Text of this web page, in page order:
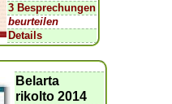
3 Besprechungen
beurteilen
Details
Belarta
rikolto 2014